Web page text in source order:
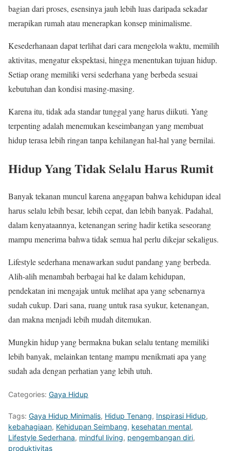
bagian dari proses, esensinya jauh lebih luas daripada sekadar
merapikan rumah atau menerapkan konsep minimalisme.
Kesederhanaan dapat terlihat dari cara mengelola waktu, memilih
aktivitas, mengatur ekspektasi, hingga menentukan tujuan hidup.
Setiap orang memiliki versi sederhana yang berbeda sesuai
kebutuhan dan kondisi masing-masing.
Karena itu, tidak ada standar tunggal yang harus diikuti. Yang
terpenting adalah menemukan keseimbangan yang membuat
hidup terasa lebih ringan tanpa kehilangan hal-hal yang bernilai.
Hidup Yang Tidak Selalu Harus Rumit
Banyak tekanan muncul karena anggapan bahwa kehidupan ideal
harus selalu lebih besar, lebih cepat, dan lebih banyak. Padahal,
dalam kenyataannya, ketenangan sering hadir ketika seseorang
mampu menerima bahwa tidak semua hal perlu dikejar sekaligus.
Lifestyle sederhana menawarkan sudut pandang yang berbeda.
Alih-alih menambah berbagai hal ke dalam kehidupan,
pendekatan ini mengajak untuk melihat apa yang sebenarnya
sudah cukup. Dari sana, ruang untuk rasa syukur, ketenangan,
dan makna menjadi lebih mudah ditemukan.
Mungkin hidup yang bermakna bukan selalu tentang memiliki
lebih banyak, melainkan tentang mampu menikmati apa yang
sudah ada dengan perhatian yang lebih utuh.
Categories: Gaya Hidup
Tags: Gaya Hidup Minimalis, Hidup Tenang, Inspirasi Hidup,
kebahagiaan, Kehidupan Seimbang, kesehatan mental,
Lifestyle Sederhana, mindful living, pengembangan diri,
produktivitas